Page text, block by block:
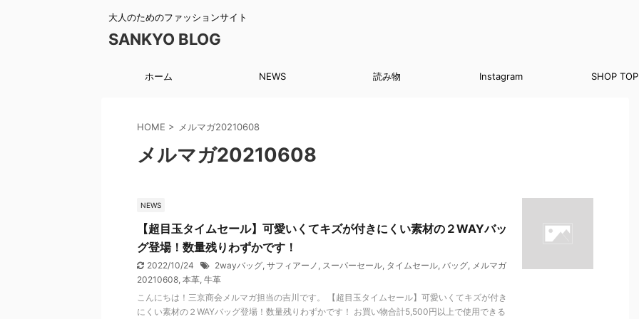
大人のためのファッションサイト
SANKYO BLOG
ホーム NEWS 読み物 Instagram SHOP TOP
HOME > メルマガ20210608
メルマガ20210608
NEWS
【超目玉タイムセール】可愛いくてキズが付きにくい素材の２WAYバッ
グ登場！数量残りわずかです！
2022/10/24 2wayバッグ, サフィアーノ , スーパーセール, タイムセール, バッグ, メルマガ
20210608, 本革, 牛革
こんにちは！三京商会メルマガ担当の吉川です。 【超目玉タイムセール】可愛いくてキズが付き
にくい素材の２WAYバッグ登場！数量残りわずかです！ お買い物合計5,500円以上で使用できる